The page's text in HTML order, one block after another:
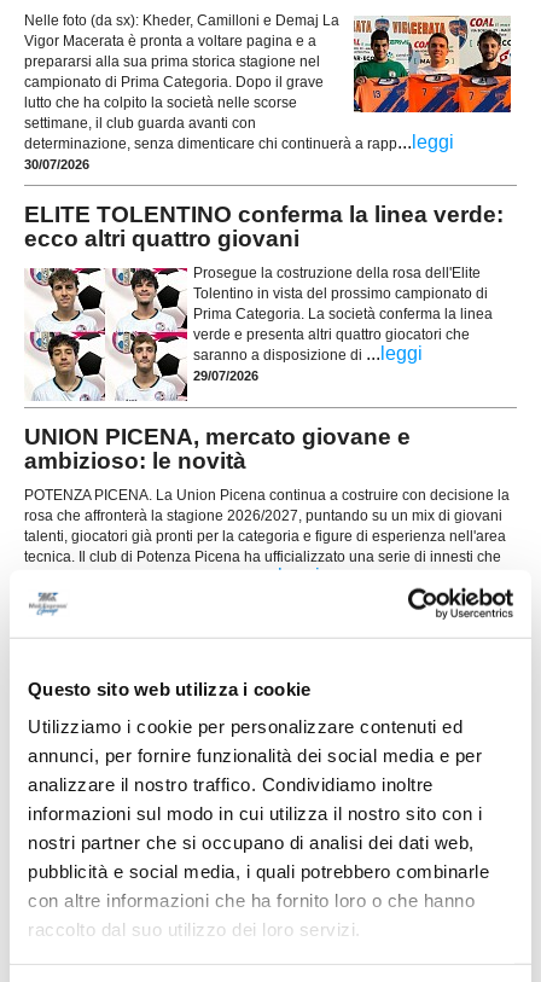
Questo sito web utilizza i cookie
Utilizziamo i cookie per personalizzare contenuti ed
annunci, per fornire funzionalità dei social media e per
analizzare il nostro traffico. Condividiamo inoltre
informazioni sul modo in cui utilizza il nostro sito con i
nostri partner che si occupano di analisi dei dati web,
pubblicità e social media, i quali potrebbero combinarle
con altre informazioni che ha fornito loro o che hanno
raccolto dal suo utilizzo dei loro servizi.
Nelle foto (da sx): Kheder, Camilloni e Demaj La
Vigor Macerata è pronta a voltare pagina e a
prepararsi alla sua prima storica stagione nel
campionato di Prima Categoria. Dopo il grave
lutto che ha colpito la società nelle scorse
settimane, il club guarda avanti con
determinazione, senza dimenticare chi continuerà a rapp... leggi
30/07/2026
ELITE TOLENTINO conferma la linea verde:
ecco altri quattro giovani
Prosegue la costruzione della rosa dell'Elite
Tolentino in vista del prossimo campionato di
Prima Categoria. La società conferma la linea
verde e presenta altri quattro giocatori che
saranno a disposizione di ... leggi
29/07/2026
UNION PICENA, mercato giovane e
ambizioso: le novità
POTENZA PICENA. La Union Picena continua a costruire con decisione la
rosa che affronterà la stagione 2026/2027, puntando su un mix di giovani
talenti, giocatori già pronti per la categoria e figure di esperienza nell'area
tecnica. Il club di Potenza Picena ha ufficializzato una serie di innesti che
leggi
29/07/2026
28/07/2026
RICCI: "Mercato importante, ora dobbiamo
diventare una squadra"
...leggi